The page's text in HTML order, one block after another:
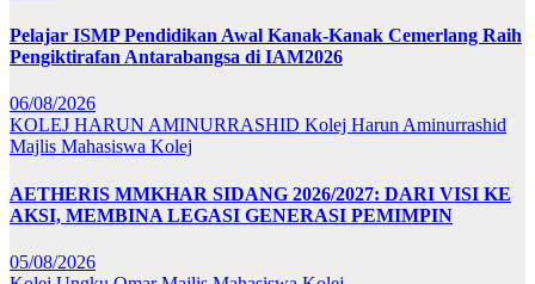
Pelajar ISMP Pendidikan Awal Kanak-Kanak Cemerlang Raih
Pengiktirafan Antarabangsa di IAM2026
06/08/2026
KOLEJ HARUN AMINURRASHID Kolej Harun Aminurrashid
Majlis Mahasiswa Kolej
AETHERIS MMKHAR SIDANG 2026/2027: DARI VISI KE
AKSI, MEMBINA LEGASI GENERASI PEMIMPIN
05/08/2026